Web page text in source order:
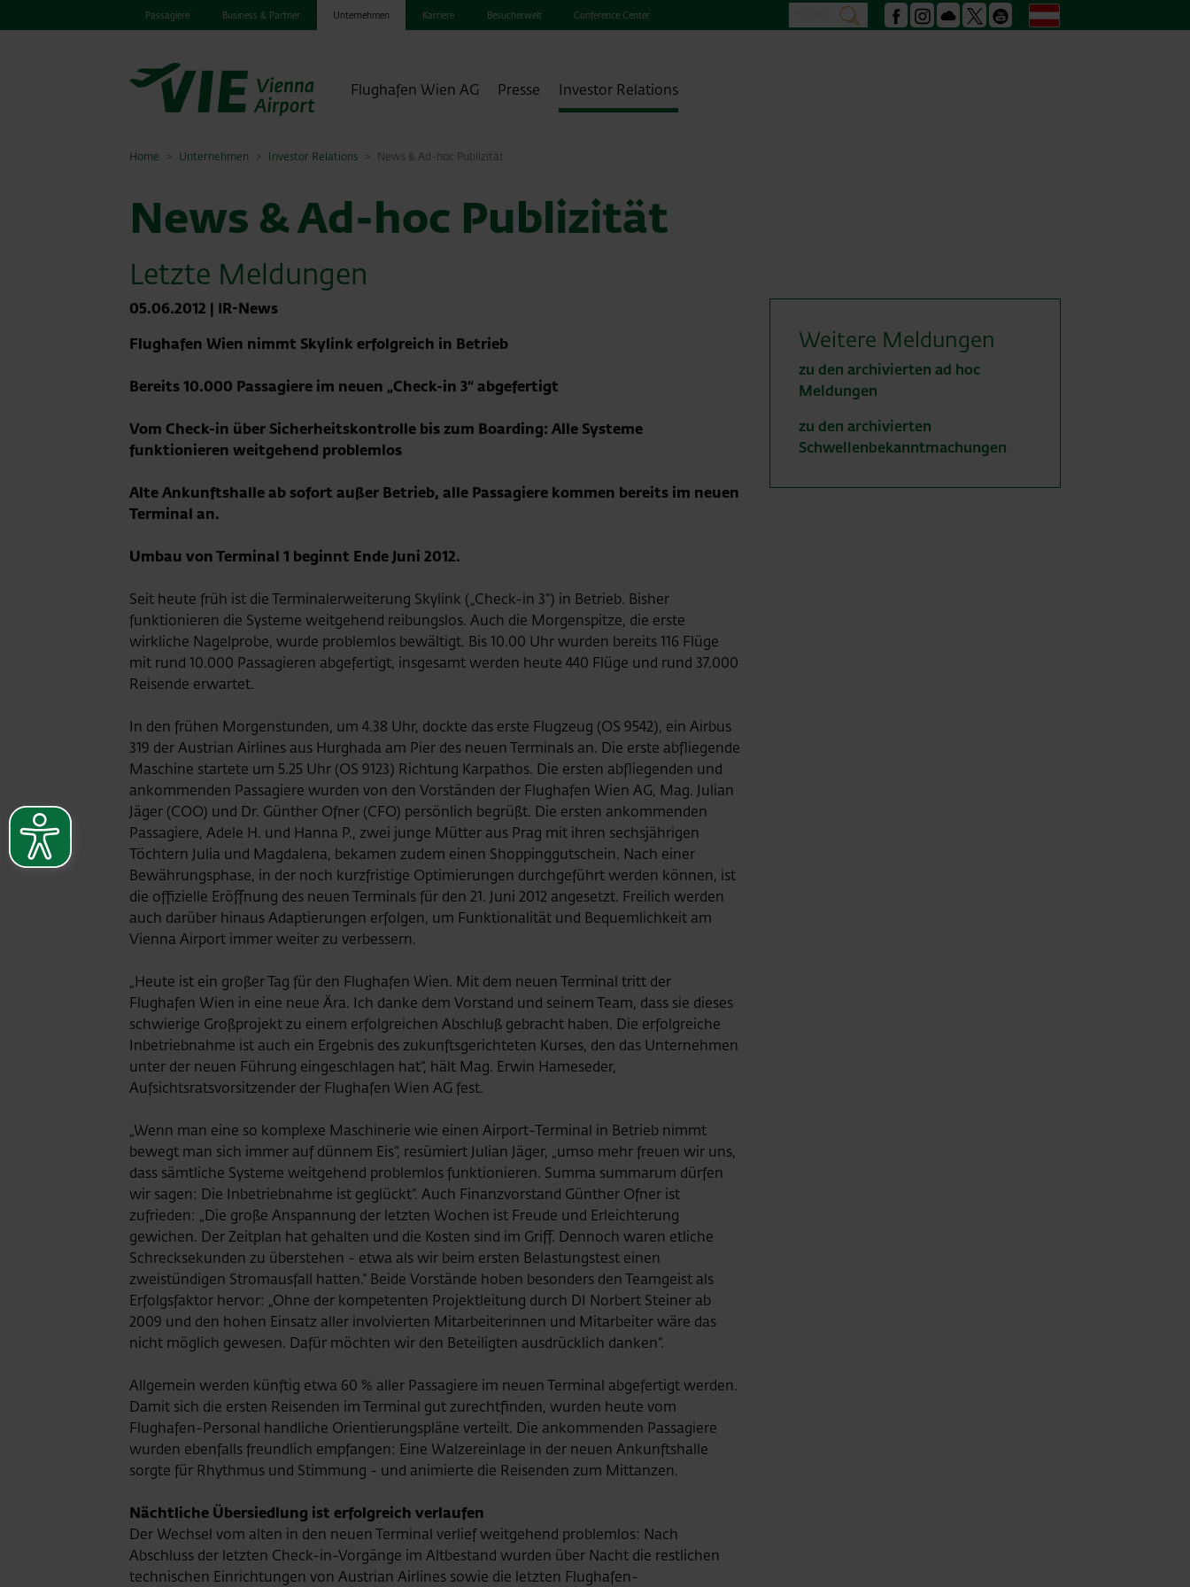
Passagiere Business & Partner Unternehmen Karriere Besucherwelt Conference Center suchen Facebook
Instagram
Podcast YoutubeDeutsch
Flughafen Wien AG Presse Investor Relations
Home Unternehmen Investor Relations News & Ad-hoc Publizität
News & Ad-hoc Publizität
Letzte Meldungen
05.06.2012 | IR-News
Flughafen Wien nimmt Skylink erfolgreich in Betrieb
Bereits 10.000 Passagiere im neuen „Check-in 3“ abgefertigt
Vom Check-in über Sicherheitskontrolle bis zum Boarding: Alle Systeme
funktionieren weitgehend problemlos
Alte Ankunftshalle ab sofort außer Betrieb, alle Passagiere kommen bereits im neuen
Terminal an.
Umbau von Terminal 1 beginnt Ende Juni 2012.
Seit heute früh ist die Terminalerweiterung Skylink („Check-in 3“) in Betrieb. Bisher
funktionieren die Systeme weitgehend reibungslos. Auch die Morgenspitze, die erste
wirkliche Nagelprobe, wurde problemlos bewältigt. Bis 10.00 Uhr wurden bereits 116 Flüge
mit rund 10.000 Passagieren abgefertigt, insgesamt werden heute 440 Flüge und rund 37.000
Reisende erwartet.
In den frühen Morgenstunden, um 4.38 Uhr, dockte das erste Flugzeug (OS 9542), ein Airbus
319 der Austrian Airlines aus Hurghada am Pier des neuen Terminals an. Die erste abfliegende
Maschine startete um 5.25 Uhr (OS 9123) Richtung Karpathos. Die ersten abfliegenden und
ankommenden Passagiere wurden von den Vorständen der Flughafen Wien AG, Mag. Julian
Jäger (COO) und Dr. Günther Ofner (CFO) persönlich begrüßt. Die ersten ankommenden
Passagiere, Adele H. und Hanna P., zwei junge Mütter aus Prag mit ihren sechsjährigen
Töchtern Julia und Magdalena, bekamen zudem einen Shoppinggutschein. Nach einer
Bewährungsphase, in der noch kurzfristige Optimierungen durchgeführt werden können, ist
die offizielle Eröffnung des neuen Terminals für den 21. Juni 2012 angesetzt. Freilich werden
auch darüber hinaus Adaptierungen erfolgen, um Funktionalität und Bequemlichkeit am
Vienna Airport immer weiter zu verbessern.
„Heute ist ein großer Tag für den Flughafen Wien. Mit dem neuen Terminal tritt der
Flughafen Wien in eine neue Ära. Ich danke dem Vorstand und seinem Team, dass sie dieses
schwierige Großprojekt zu einem erfolgreichen Abschluß gebracht haben. Die erfolgreiche
Inbetriebnahme ist auch ein Ergebnis des zukunftsgerichteten Kurses, den das Unternehmen
unter der neuen Führung eingeschlagen hat“, hält Mag. Erwin Hameseder,
Aufsichtsratsvorsitzender der Flughafen Wien AG fest.
„Wenn man eine so komplexe Maschinerie wie einen Airport-Terminal in Betrieb nimmt
bewegt man sich immer auf dünnem Eis“, resümiert Julian Jäger, „umso mehr freuen wir uns,
dass sämtliche Systeme weitgehend problemlos funktionieren. Summa summarum dürfen
wir sagen: Die Inbetriebnahme ist geglückt“. Auch Finanzvorstand Günther Ofner ist
zufrieden: „Die große Anspannung der letzten Wochen ist Freude und Erleichterung
gewichen. Der Zeitplan hat gehalten und die Kosten sind im Griff. Dennoch waren etliche
Schrecksekunden zu überstehen - etwa als wir beim ersten Belastungstest einen
zweistündigen Stromausfall hatten.“ Beide Vorstände hoben besonders den Teamgeist als
Erfolgsfaktor hervor: „Ohne der kompetenten Projektleitung durch DI Norbert Steiner ab
2009 und den hohen Einsatz aller involvierten Mitarbeiterinnen und Mitarbeiter wäre das
nicht möglich gewesen. Dafür möchten wir den Beteiligten ausdrücklich danken“.
Allgemein werden künftig etwa 60 % aller Passagiere im neuen Terminal abgefertigt werden.
Damit sich die ersten Reisenden im Terminal gut zurechtfinden, wurden heute vom
Flughafen-Personal handliche Orientierungspläne verteilt. Die ankommenden Passagiere
wurden ebenfalls freundlich empfangen: Eine Walzereinlage in der neuen Ankunftshalle
sorgte für Rhythmus und Stimmung - und animierte die Reisenden zum Mittanzen.
Nächtliche Übersiedlung ist erfolgreich verlaufen
Der Wechsel vom alten in den neuen Terminal verlief weitgehend problemlos: Nach
Abschluss der letzten Check-in-Vorgänge im Altbestand wurden über Nacht die restlichen
technischen Einrichtungen von Austrian Airlines sowie die letzten Flughafen-
Weitere Meldungen
zu den archivierten ad hoc
Meldungen
zu den archivierten
Schwellenbekanntmachungen